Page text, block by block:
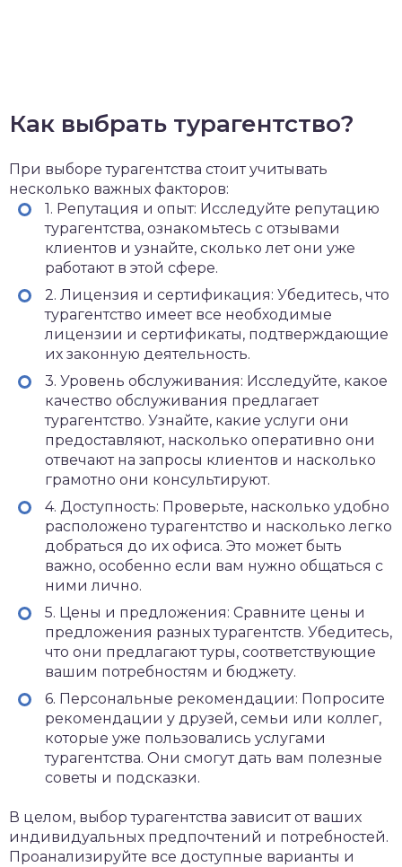
Как выбрать турагентство?
При выборе турагентства стоит учитывать
несколько важных факторов:
1. Репутация и опыт: Исследуйте репутацию
турагентства, ознакомьтесь с отзывами
клиентов и узнайте, сколько лет они уже
работают в этой сфере.
2. Лицензия и сертификация: Убедитесь, что
турагентство имеет все необходимые
лицензии и сертификаты, подтверждающие
их законную деятельность.
3. Уровень обслуживания: Исследуйте, какое
качество обслуживания предлагает
турагентство. Узнайте, какие услуги они
предоставляют, насколько оперативно они
отвечают на запросы клиентов и насколько
грамотно они консультируют.
4. Доступность: Проверьте, насколько удобно
расположено турагентство и насколько легко
добраться до их офиса. Это может быть
важно, особенно если вам нужно общаться с
ними лично.
5. Цены и предложения: Сравните цены и
предложения разных турагентств. Убедитесь,
что они предлагают туры, соответствующие
вашим потребностям и бюджету.
6. Персональные рекомендации: Попросите
рекомендации у друзей, семьи или коллег,
которые уже пользовались услугами
турагентства. Они смогут дать вам полезные
советы и подсказки.
В целом, выбор турагентства зависит от ваших
индивидуальных предпочтений и потребностей.
Проанализируйте все доступные варианты и